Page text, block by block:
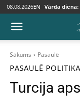
08.08.2026EN Vārda diena:
Sākums Pasaulē
PASAULĒ POLITIKA
Turcija